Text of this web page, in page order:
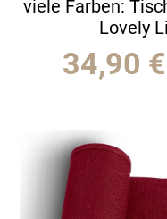
viele Farben:
Lovely
34,90 €